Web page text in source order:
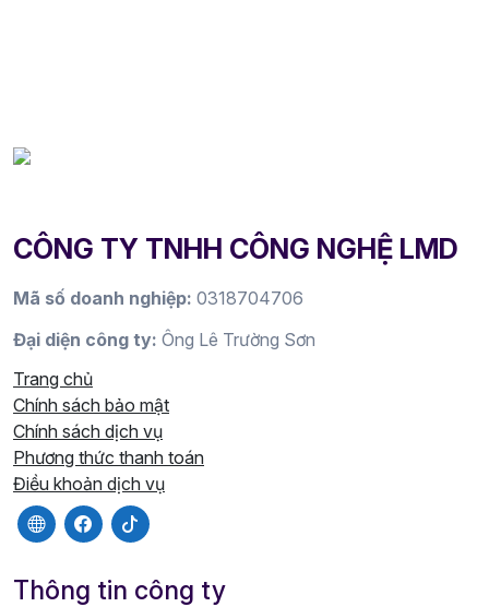
CÔNG TY TNHH CÔNG NGHỆ LMD
Mã số doanh nghiệp: 0318704706
Đại diện công ty: Ông Lê Trường Sơn
Trang chủ
Chính sách bảo mật
Chính sách dịch vụ
Phương thức thanh toán
Điều khoản dịch vụ
Thông tin công ty